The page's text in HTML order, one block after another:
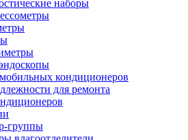
наборы
кондиционеров
для ремонта
группы